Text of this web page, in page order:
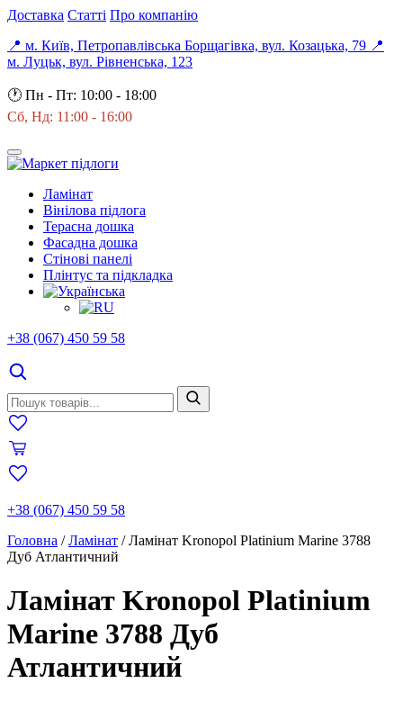
Доставка Статті Про компанію
📍 м. Київ, Петропавлівська Борщагівка, вул. Козацька, 79 📍
м. Луцьк, вул. Рівненська, 123
🕐 Пн - Пт: 10:00 - 18:00
Сб, Нд: 11:00 - 16:00
Ламінат
Вінілова підлога
Терасна дошка
Фасадна дошка
Стінові панелі
Плінтус та підкладка
+38 (067) 450 59 58
+38 (067) 450 59 58
Головна /Ламінат /Ламінат Kronopol Platinium Marine 3788
Дуб Атлантичний
Ламінат Kronopol Platinium
Marine 3788 Дуб
Атлантичний